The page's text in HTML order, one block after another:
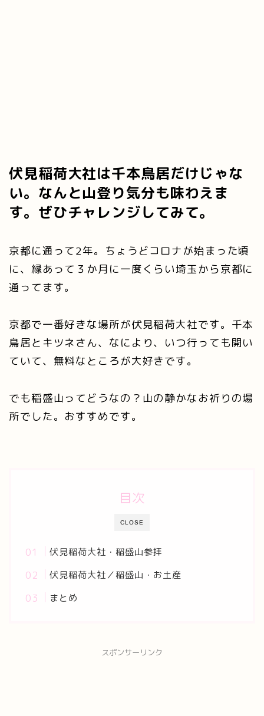
伏見稲荷大社は千本鳥居だけじゃな
い。なんと山登り気分も味わえま
す。ぜひチャレンジしてみて。
京都に通って2年。ちょうどコロナが始まった頃
に、縁あって３か月に一度くらい埼玉から京都に
通ってます。
京都で一番好きな場所が伏見稲荷大社です。千本
鳥居とキツネさん、なにより、いつ行っても開い
ていて、無料なところが大好きです。
でも稲盛山ってどうなの？山の静かなお祈りの場
所でした。おすすめです。
CLOSE
目次
伏見稲荷大社・稲盛山参拝
伏見稲荷大社／稲盛山・お土産
まとめ
スポンサーリンク